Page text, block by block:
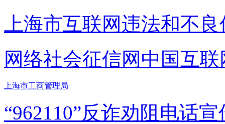
上海市互联网违法和不
网络社会征信网 中国互
上海市工商管理局
“962110”反诈劝阻电话宣